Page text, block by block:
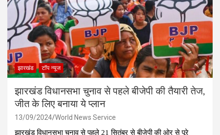
झारखंड टॉप न्यूज
झारखंड विधानसभा चुनाव से पहले बीजेपी की तैयारी तेज,
जीत के लिए बनाया ये प्लान
13/09/2024 World News Service
झारखंड विधानसभा चुनाव से पहले 21 सितंबर से बीजेपी की ओर से पूरे